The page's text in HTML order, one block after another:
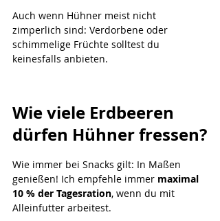
Auch wenn Hühner meist nicht
zimperlich sind: Verdorbene oder
schimmelige Früchte solltest du
keinesfalls anbieten.
Wie viele Erdbeeren
dürfen Hühner fressen?
Wie immer bei Snacks gilt: In Maßen
genießen! Ich empfehle immer maximal
10 % der Tagesration, wenn du mit
Alleinfutter arbeitest.